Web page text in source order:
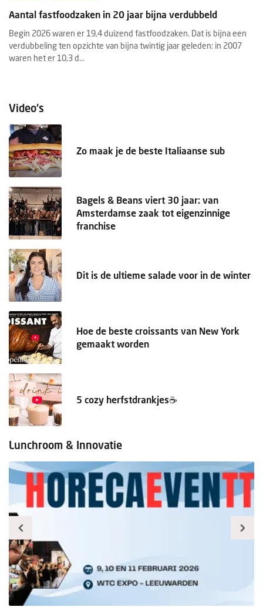
Aantal fastfoodzaken in 20 jaar bijna verdubbeld
Begin 2026 waren er 19,4 duizend fastfoodzaken. Dat is bijna een
verdubbeling ten opzichte van bijna twintig jaar geleden: in 2007
waren het er 10,3 d...
Video's
Zo maak je de beste Italiaanse sub
Bagels & Beans viert 30 jaar: van
Amsterdamse zaak tot eigenzinnige
franchise
Dit is de ultieme salade voor in de winter
Hoe de beste croissants van New York
gemaakt worden
5 cozy herfstdrankjes☕️
Lunchroom & Innovatie